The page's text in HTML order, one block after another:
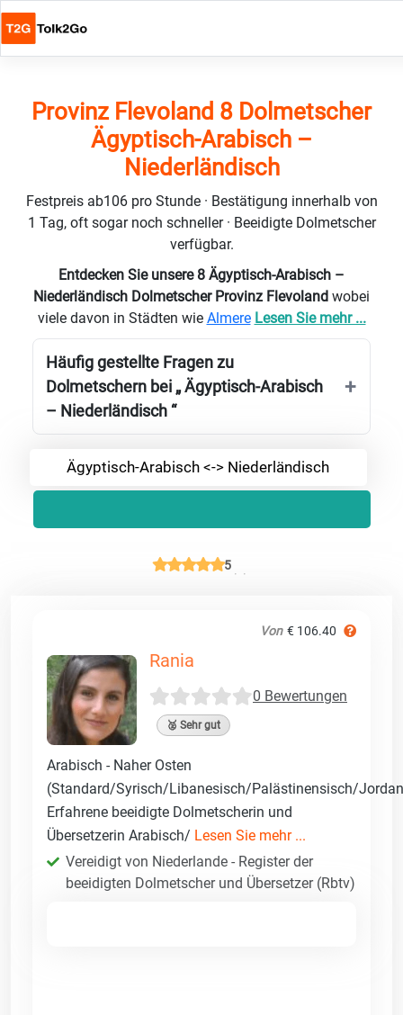
Provinz Flevoland 8 Dolmetscher
Ägyptisch-Arabisch –
Niederländisch
Festpreis ab106 pro Stunde · Bestätigung innerhalb von
1 Tag, oft sogar noch schneller · Beeidigte Dolmetscher
verfügbar.
Entdecken Sie unsere 8 Ägyptisch-Arabisch –
Niederländisch Dolmetscher Provinz Flevoland wobei
viele davon in Städten wie Almere Lesen Sie mehr ...
Häufig gestellte Fragen zu
Dolmetschern bei „ Ägyptisch-Arabisch
– Niederländisch “
Ägyptisch-Arabisch <-> Niederländisch
5
Von € 106.40
Rania
0 Bewertungen
🥈 Sehr gut
Arabisch - Naher Osten
(Standard/Syrisch/Libanesisch/Palästinensisch/
Erfahrene beeidigte Dolmetscherin und
Übersetzerin Arabisch/ Lesen Sie mehr ...
Vereidigt von Niederlande - Register der
beeidigten Dolmetscher und Übersetzer (Rbtv)